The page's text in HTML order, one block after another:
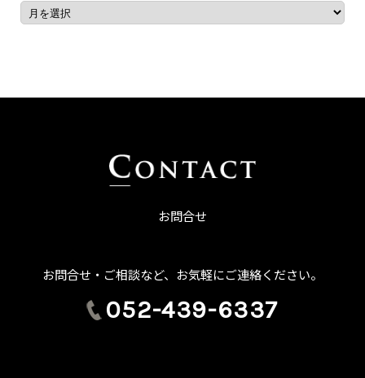
お問合せ
お問合せ・ご相談など、お気軽にご連絡ください。
052-439-6337